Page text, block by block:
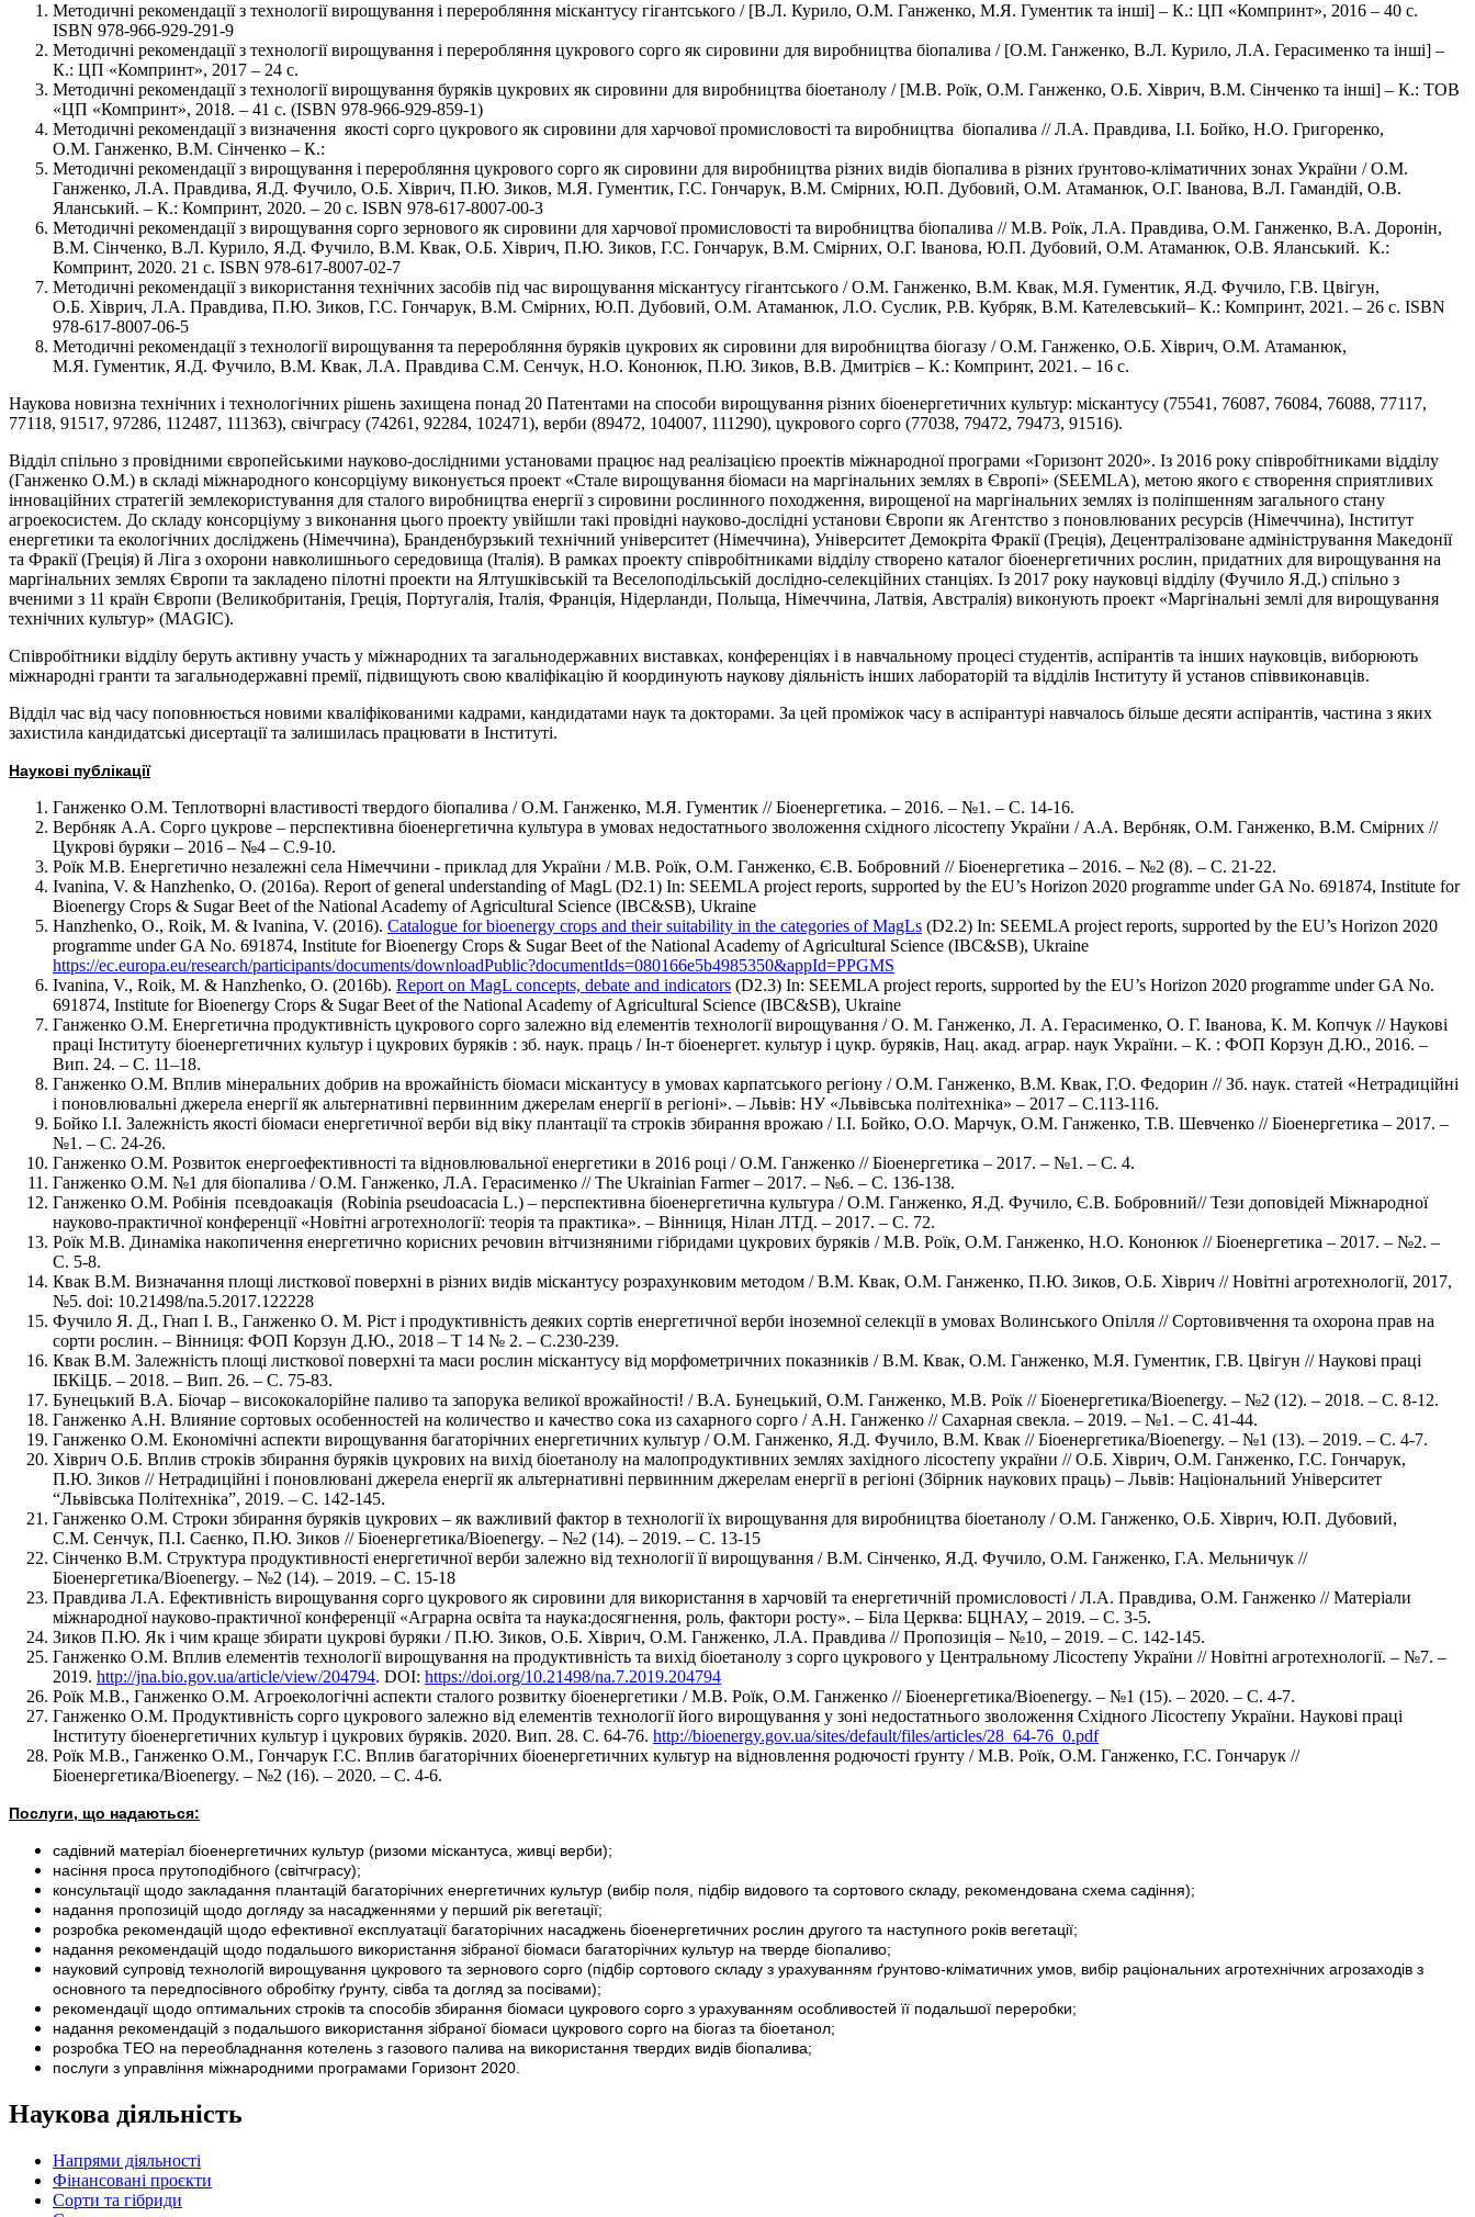
Методичні рекомендації з технології вирощування і переробляння міскантусу гігантського / [В.Л. Курило, О.М. Ганженко, М.Я. Гументик та інші] – К.: ЦП «Компринт», 2016 – 40 с.
ISBN 978-966-929-291-9
Методичні рекомендації з технології вирощування і переробляння цукрового сорго як сировини для виробництва біопалива / [О.М. Ганженко, В.Л. Курило, Л.А. Герасименко та інші] –
К.: ЦП «Компринт», 2017 – 24 с.
Методичні рекомендації з технології вирощування буряків цукрових як сировини для виробництва біоетанолу / [М.В. Роїк, О.М. Ганженко, О.Б. Хіврич, В.М. Сінченко та інші] – К.: ТОВ
«ЦП «Компринт», 2018. – 41 с. (ISBN 978-966-929-859-1)
Методичні рекомендації з визначення якості сорго цукрового як сировини для харчової промисловості та виробництва біопалива // Л.А. Правдива, І.І. Бойко, Н.О. Григоренко,
О.М. Ганженко, В.М. Сінченко – К.:
Методичні рекомендації з вирощування і переробляння цукрового сорго як сировини для виробництва різних видів біопалива в різних ґрунтово-кліматичних зонах України / О.М.
Ганженко, Л.А. Правдива, Я.Д. Фучило, О.Б. Хіврич, П.Ю. Зиков, М.Я. Гументик, Г.С. Гончарук, В.М. Смірних, Ю.П. Дубовий, О.М. Атаманюк, О.Г. Іванова, В.Л. Гамандій, О.В.
Яланський. – К.: Компринт, 2020. – 20 с. ISBN 978-617-8007-00-3
Методичні рекомендації з вирощування сорго зернового як сировини для харчової промисловості та виробництва біопалива // М.В. Роїк, Л.А. Правдива, О.М. Ганженко, В.А. Доронін,
В.М. Сінченко, В.Л. Курило, Я.Д. Фучило, В.М. Квак, О.Б. Хіврич, П.Ю. Зиков, Г.С. Гончарук, В.М. Смірних, О.Г. Іванова, Ю.П. Дубовий, О.М. Атаманюк, О.В. Яланський. К.:
Компринт, 2020. 21 с. ISBN 978-617-8007-02-7
Методичні рекомендації з використання технічних засобів під час вирощування міскантусу гігантського / О.М. Ганженко, В.М. Квак, М.Я. Гументик, Я.Д. Фучило, Г.В. Цвігун,
О.Б. Хіврич, Л.А. Правдива, П.Ю. Зиков, Г.С. Гончарук, В.М. Смірних, Ю.П. Дубовий, О.М. Атаманюк, Л.О. Суслик, Р.В. Кубряк, В.М. Кателевський– К.: Компринт, 2021. – 26 с. ISBN
978-617-8007-06-5
Методичні рекомендації з технології вирощування та переробляння буряків цукрових як сировини для виробництва біогазу / О.М. Ганженко, О.Б. Хіврич, О.М. Атаманюк,
М.Я. Гументик, Я.Д. Фучило, В.М. Квак, Л.А. Правдива С.М. Сенчук, Н.О. Кононюк, П.Ю. Зиков, В.В. Дмитрієв – К.: Компринт, 2021. – 16 с.
Наукова новизна технічних і технологічних рішень захищена понад 20 Патентами на способи вирощування різних біоенергетичних культур: міскантусу (75541, 76087, 76084, 76088, 77117,
77118, 91517, 97286, 112487, 111363), свічграсу (74261, 92284, 102471), верби (89472, 104007, 111290), цукрового сорго (77038, 79472, 79473, 91516).
Відділ спільно з провідними європейськими науково-дослідними установами працює над реалізацією проектів міжнародної програми «Горизонт 2020». Із 2016 року співробітниками відділу
(Ганженко О.М.) в складі міжнародного консорціуму виконується проект «Стале вирощування біомаси на маргінальних землях в Європі» (SEEMLA), метою якого є створення сприятливих
інноваційних стратегій землекористування для сталого виробництва енергії з сировини рослинного походження, вирощеної на маргінальних землях із поліпшенням загального стану
агроекосистем. До складу консорціуму з виконання цього проекту увійшли такі провідні науково-дослідні установи Європи як Агентство з поновлюваних ресурсів (Німеччина), Інститут
енергетики та екологічних досліджень (Німеччина), Бранденбурзький технічний університет (Німеччина), Університет Демокріта Фракії (Греція), Децентралізоване адміністрування Македонії
та Фракії (Греція) й Ліга з охорони навколишнього середовища (Італія). В рамках проекту співробітниками відділу створено каталог біоенергетичних рослин, придатних для вирощування на
маргінальних землях Європи та закладено пілотні проекти на Ялтушківській та Веселоподільській дослідно-селекційних станціях. Із 2017 року науковці відділу (Фучило Я.Д.) спільно з
вченими з 11 країн Європи (Великобританія, Греція, Португалія, Італія, Франція, Нідерланди, Польща, Німеччина, Латвія, Австралія) виконують проект «Маргінальні землі для вирощування
технічних культур» (MAGIC).
Співробітники відділу беруть активну участь у міжнародних та загальнодержавних виставках, конференціях і в навчальному процесі студентів, аспірантів та інших науковців, виборюють
міжнародні гранти та загальнодержавні премії, підвищують свою кваліфікацію й координують наукову діяльність інших лабораторій та відділів Інституту й установ співвиконавців.
Відділ час від часу поповнюється новими кваліфікованими кадрами, кандидатами наук та докторами. За цей проміжок часу в аспірантурі навчалось більше десяти аспірантів, частина з яких
захистила кандидатські дисертації та залишилась працювати в Інституті.
Наукові публікації
Ганженко О.М. Теплотворні властивості твердого біопалива / О.М. Ганженко, М.Я. Гументик // Біоенергетика. – 2016. – №1. – C. 14-16.
Вербняк А.А. Сорго цукрове – перспективна біоенергетична культура в умовах недостатнього зволоження східного лісостепу України / А.А. Вербняк, О.М. Ганженко, В.М. Смірних //
Цукрові буряки – 2016 – №4 – С.9-10.
Роїк М.В. Енергетично незалежні села Німеччини - приклад для України / М.В. Роїк, О.М. Ганженко, Є.В. Бобровний // Біоенергетика – 2016. – №2 (8). – С. 21-22.
Ivanina, V. & Hanzhenko, O. (2016a). Report of general understanding of MagL (D2.1) In: SEEMLA project reports, supported by the EU’s Horizon 2020 programme under GA No. 691874, Institute for
Bioenergy Crops & Sugar Beet of the National Academy of Agricultural Science (IBC&SB), Ukraine
Hanzhenko, O., Roik, M. & Ivanina, V. (2016). Catalogue for bioenergy crops and their suitability in the categories of MagLs (D2.2) In: SEEMLA project reports, supported by the EU’s Horizon 2020
programme under GA No. 691874, Institute for Bioenergy Crops & Sugar Beet of the National Academy of Agricultural Science (IBC&SB), Ukraine
https://ec.europa.eu/research/participants/documents/downloadPublic?documentIds=080166e5b4985350&appId=PPGMS
Ivanina, V., Roik, M. & Hanzhenko, O. (2016b). Report on MagL concepts, debate and indicators (D2.3) In: SEEMLA project reports, supported by the EU’s Horizon 2020 programme under GA No.
691874, Institute for Bioenergy Crops & Sugar Beet of the National Academy of Agricultural Science (IBC&SB), Ukraine
Ганженко О.М. Енергетична продуктивність цукрового сорго залежно від елементів технології вирощування / О. М. Ганженко, Л. А. Герасименко, О. Г. Іванова, К. М. Копчук // Наукові
праці Інституту біоенергетичних культур і цукрових буряків : зб. наук. праць / Ін-т біоенергет. культур і цукр. буряків, Нац. акад. аграр. наук України. – К. : ФОП Корзун Д.Ю., 2016. –
Вип. 24. – С. 11–18.
Ганженко О.М. Вплив мінеральних добрив на врожайність біомаси міскантусу в умовах карпатського регіону / О.М. Ганженко, В.М. Квак, Г.О. Федорин // Зб. наук. статей «Нетрадиційні
і поновлювальні джерела енергії як альтернативні первинним джерелам енергії в регіоні». – Львів: НУ «Львівська політехніка» – 2017 – С.113-116.
Бойко І.І. Залежність якості біомаси енергетичної верби від віку плантації та строків збирання врожаю / І.І. Бойко, О.О. Марчук, О.М. Ганженко, Т.В. Шевченко // Біоенергетика – 2017. –
№1. – С. 24-26.
Ганженко О.М. Розвиток енергоефективності та відновлювальної енергетики в 2016 році / О.М. Ганженко // Біоенергетика – 2017. – №1. – С. 4.
Ганженко О.М. №1 для біопалива / О.М. Ганженко, Л.А. Герасименко // The Ukrainian Farmer – 2017. – №6. – С. 136-138.
Ганженко О.М. Робінія псевдоакація (Robinia pseudoacacia L.) – перспективна біоенергетична культура / О.М. Ганженко, Я.Д. Фучило, Є.В. Бобровний// Тези доповідей Міжнародної
науково-практичної конференції «Новітні агротехнології: теорія та практика». – Вінниця, Нілан ЛТД. – 2017. – С. 72.
Роїк М.В. Динаміка накопичення енергетично корисних речовин вітчизняними гібридами цукрових буряків / М.В. Роїк, О.М. Ганженко, Н.О. Кононюк // Біоенергетика – 2017. – №2. –
С. 5-8.
Квак В.М. Визначання площі листкової поверхні в різних видів міскантусу розрахунковим методом / В.М. Квак, О.М. Ганженко, П.Ю. Зиков, О.Б. Хіврич // Новітні агротехнології, 2017,
№5. doi: 10.21498/na.5.2017.122228
Фучило Я. Д., Гнап І. В., Ганженко О. М. Ріст і продуктивність деяких сортів енергетичної верби іноземної селекції в умовах Волинського Опілля // Сортовивчення та охорона прав на
сорти рослин. – Вінниця: ФОП Корзун Д.Ю., 2018 – Т 14 № 2. – С.230-239.
Квак В.М. Залежність площі листкової поверхні та маси рослин міскантусу від морфометричних показників / В.М. Квак, О.М. Ганженко, М.Я. Гументик, Г.В. Цвігун // Наукові праці
ІБКіЦБ. – 2018. – Вип. 26. – С. 75-83.
Бунецький В.А. Біочар – висококалорійне паливо та запорука великої врожайності! / В.А. Бунецький, О.М. Ганженко, М.В. Роїк // Біоенергетика/Bioenergy. – №2 (12). – 2018. – С. 8-12.
Ганженко А.Н. Влияние сортовых особенностей на количество и качество сока из сахарного сорго / А.Н. Ганженко // Сахарная свекла. – 2019. – №1. – С. 41-44.
Ганженко О.М. Економічні аспекти вирощування багаторічних енергетичних культур / О.М. Ганженко, Я.Д. Фучило, В.М. Квак // Біоенергетика/Bioenergy. – №1 (13). – 2019. – С. 4-7.
Хіврич О.Б. Вплив строків збирання буряків цукрових на вихід біоетанолу на малопродуктивних землях західного лісостепу україни // О.Б. Хіврич, О.М. Ганженко, Г.С. Гончарук,
П.Ю. Зиков // Нетрадиційні і поновлювані джерела енергії як альтернативні первинним джерелам енергії в регіоні (Збірник наукових праць) – Львів: Національний Університет
“Львівська Політехніка”, 2019. – С. 142-145.
Ганженко О.М. Строки збирання буряків цукрових – як важливий фактор в технології їх вирощування для виробництва біоетанолу / О.М. Ганженко, О.Б. Хіврич, Ю.П. Дубовий,
С.М. Сенчук, П.І. Саєнко, П.Ю. Зиков // Біоенергетика/Bioenergy. – №2 (14). – 2019. – С. 13-15
Сінченко В.М. Структура продуктивності енергетичної верби залежно від технології її вирощування / В.М. Сінченко, Я.Д. Фучило, О.М. Ганженко, Г.А. Мельничук //
Біоенергетика/Bioenergy. – №2 (14). – 2019. – С. 15-18
Правдива Л.А. Ефективність вирощування сорго цукрового як сировини для використання в харчовій та енергетичній промисловості / Л.А. Правдива, О.М. Ганженко // Матеріали
міжнародної науково-практичної конференції «Аграрна освіта та наука:досягнення, роль, фактори росту». – Біла Церква: БЦНАУ, – 2019. – С. 3-5.
Зиков П.Ю. Як і чим краще збирати цукрові буряки / П.Ю. Зиков, О.Б. Хіврич, О.М. Ганженко, Л.А. Правдива // Пропозиція – №10, – 2019. – С. 142-145.
Ганженко О.М. Вплив елементів технології вирощування на продуктивність та вихід біоетанолу з сорго цукрового у Центральному Лісостепу України // Новітні агротехнології. – №7. –
2019. http://jna.bio.gov.ua/article/view/204794. DOI: https://doi.org/10.21498/na.7.2019.204794
Роїк М.В., Ганженко О.М. Агроекологічні аспекти сталого розвитку біоенергетики / М.В. Роїк, О.М. Ганженко // Біоенергетика/Bioenergy. – №1 (15). – 2020. – С. 4-7.
Ганженко О.М. Продуктивність сорго цукрового залежно від елементів технології його вирощування у зоні недостатнього зволоження Східного Лісостепу України. Наукові праці
Інституту біоенергетичних культур і цукрових буряків. 2020. Вип. 28. С. 64-76. http://bioenergy.gov.ua/sites/default/files/articles/28_64-76_0.pdf
Роїк М.В., Ганженко О.М., Гончарук Г.С. Вплив багаторічних біоенергетичних культур на відновлення родючості ґрунту / М.В. Роїк, О.М. Ганженко, Г.С. Гончарук //
Біоенергетика/Bioenergy. – №2 (16). – 2020. – С. 4-6.
Послуги, що надаються:
садівний матеріал біоенергетичних культур (ризоми міскантуса, живці верби);
насіння проса прутоподібного (світчграсу);
консультації щодо закладання плантацій багаторічних енергетичних культур (вибір поля, підбір видового та сортового складу, рекомендована схема садіння);
надання пропозицій щодо догляду за насадженнями у перший рік вегетації;
розробка рекомендацій щодо ефективної експлуатації багаторічних насаджень біоенергетичних рослин другого та наступного років вегетації;
надання рекомендацій щодо подальшого використання зібраної біомаси багаторічних культур на тверде біопаливо;
науковий супровід технологій вирощування цукрового та зернового сорго (підбір сортового складу з урахуванням ґрунтово-кліматичних умов, вибір раціональних агротехнічних агрозаходів з
основного та передпосівного обробітку ґрунту, сівба та догляд за посівами);
рекомендації щодо оптимальних строків та способів збирання біомаси цукрового сорго з урахуванням особливостей її подальшої переробки;
надання рекомендацій з подальшого використання зібраної біомаси цукрового сорго на біогаз та біоетанол;
розробка ТЕО на переобладнання котелень з газового палива на використання твердих видів біопалива;
послуги з управління міжнародними програмами Горизонт 2020.
Наукова діяльність
Напрями діяльності
Фінансовані проєкти
Сорти та гібриди